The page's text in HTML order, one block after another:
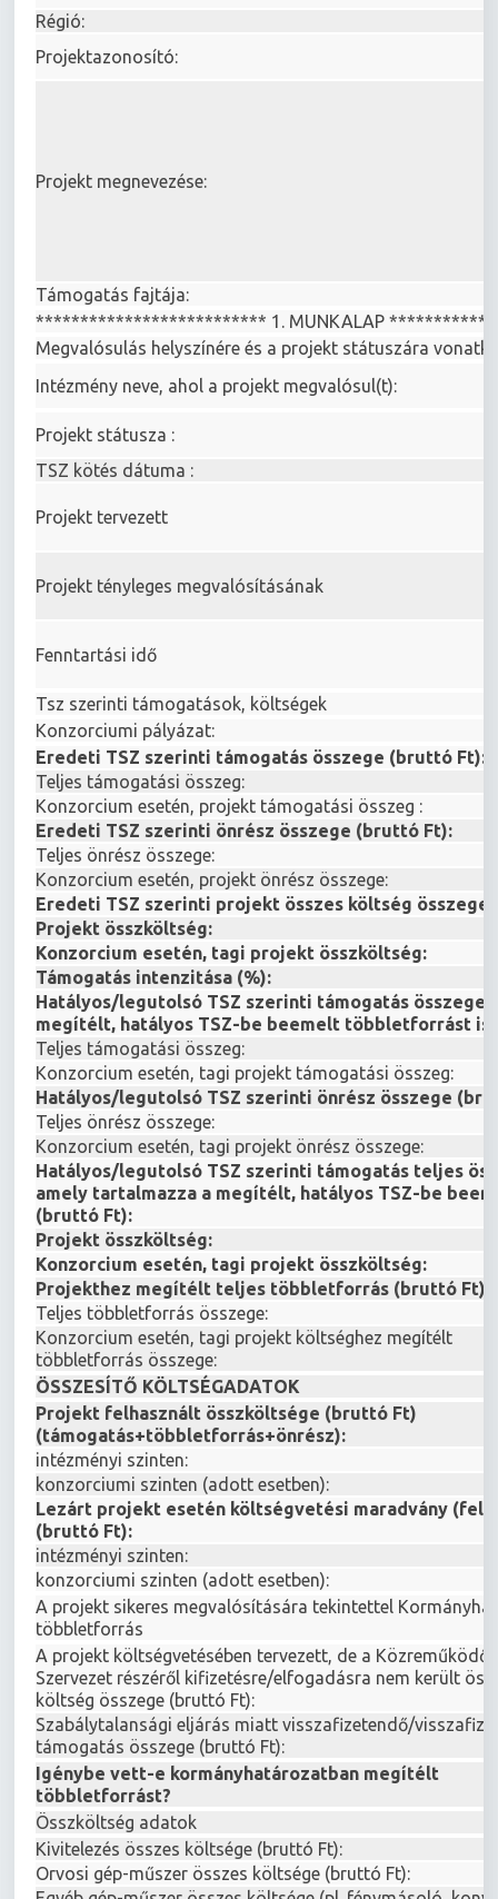
Régió:
Projektazonosító:
Projekt megnevezése:
Támogatás fajtája:
************************** 1. MUNKALAP
Megvalósulás helyszínére és a projekt státuszára
Intézmény neve, ahol a projekt megvalósul(t):
Projekt státusza :
TSZ kötés dátuma :
Projekt tervezett
Projekt tényleges megvalósításának
Fenntartási idő
Tsz szerinti támogatások, költségek
Konzorciumi pályázat:
Eredeti TSZ szerinti támogatás összege (bruttó Ft):
Teljes támogatási összeg:
Konzorcium esetén, projekt támogatási összeg :
Eredeti TSZ szerinti önrész összege (bruttó Ft):
Teljes önrész összege:
Konzorcium esetén, projekt önrész összege:
Eredeti TSZ szerinti projekt összes költség összege
Projekt összköltség:
Konzorcium esetén, tagi projekt összköltség:
Támogatás intenzitása (%):
Hatályos/legutolsó TSZ szerinti támogatás összege,
megítélt, hatályos TSZ-be beemelt többletforrást is
Teljes támogatási összeg:
Konzorcium esetén, tagi projekt támogatási összeg:
Hatályos/legutolsó TSZ szerinti önrész összege
Teljes önrész összege:
Konzorcium esetén, tagi projekt önrész összege:
Hatályos/legutolsó TSZ szerinti támogatás teljes
amely tartalmazza a megítélt, hatályos TSZ-be
(bruttó Ft):
Projekt összköltség:
Konzorcium esetén, tagi projekt összköltség:
Projekthez megítélt teljes többletforrás (bruttó Ft):
Teljes többletforrás összege:
Konzorcium esetén, tagi projekt költséghez megítélt
többletforrás összege:
ÖSSZESÍTŐ KÖLTSÉGADATOK
Projekt felhasznált összköltsége (bruttó Ft)
(támogatás+többletforrás+önrész):
intézményi szinten:
konzorciumi szinten (adott esetben):
Lezárt projekt esetén költségvetési maradvány (fel
(bruttó Ft):
intézményi szinten:
konzorciumi szinten (adott esetben):
A projekt sikeres megvalósítására tekintettel
többletforrás
A projekt költségvetésében tervezett, de a Közreműködő
Szervezet részéről kifizetésre/elfogadásra nem került
költség összege (bruttó Ft):
Szabálytalansági eljárás miatt visszafizetendő/
támogatás összege (bruttó Ft):
Igénybe vett-e kormányhatározatban megítélt
többletforrást?
Összköltség adatok
Kivitelezés összes költsége (bruttó Ft):
Orvosi gép-műszer összes költsége (bruttó Ft):